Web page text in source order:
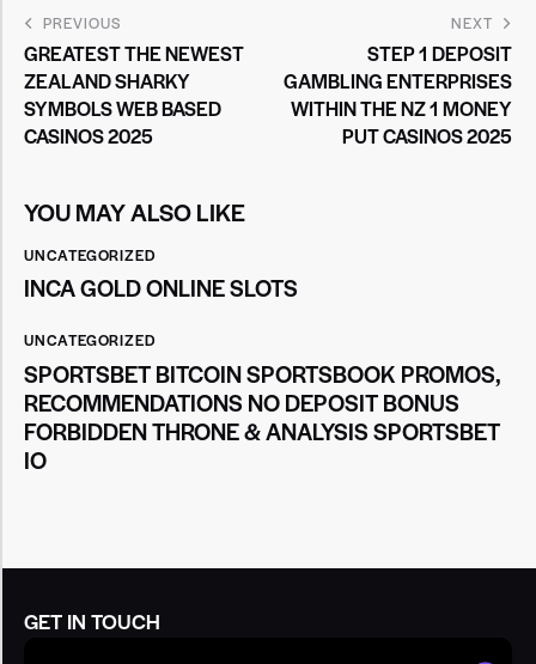
PREVIOUS
GREATEST THE NEWEST
ZEALAND SHARKY
SYMBOLS WEB BASED
CASINOS 2025
NEXT
STEP 1 DEPOSIT
GAMBLING ENTERPRISES
WITHIN THE NZ 1 MONEY
PUT CASINOS 2025
YOU MAY ALSO LIKE
UNCATEGORIZED
INCA GOLD ONLINE SLOTS
UNCATEGORIZED
SPORTSBET BITCOIN SPORTSBOOK PROMOS,
RECOMMENDATIONS NO DEPOSIT BONUS
FORBIDDEN THRONE & ANALYSIS SPORTSBET
IO
GET IN TOUCH